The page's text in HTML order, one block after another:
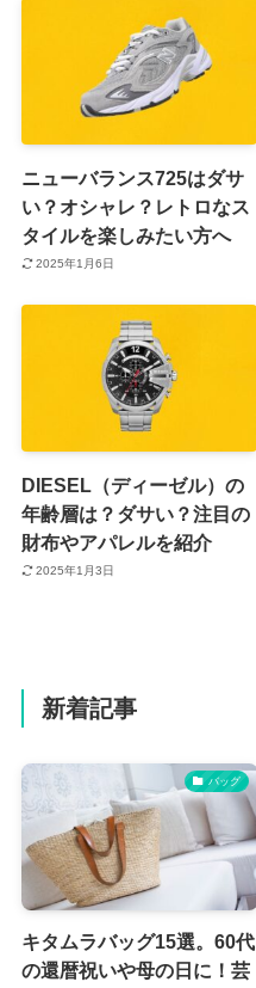
ニューバランス725はダサ
い？オシャレ？レトロなス
タイルを楽しみたい方へ
2025年1月6日
DIESEL（ディーゼル）の
年齢層は？ダサい？注目の
財布やアパレルを紹介
2025年1月3日
新着記事
バッグ
キタムラバッグ15選。60代
の還暦祝いや母の日に！芸